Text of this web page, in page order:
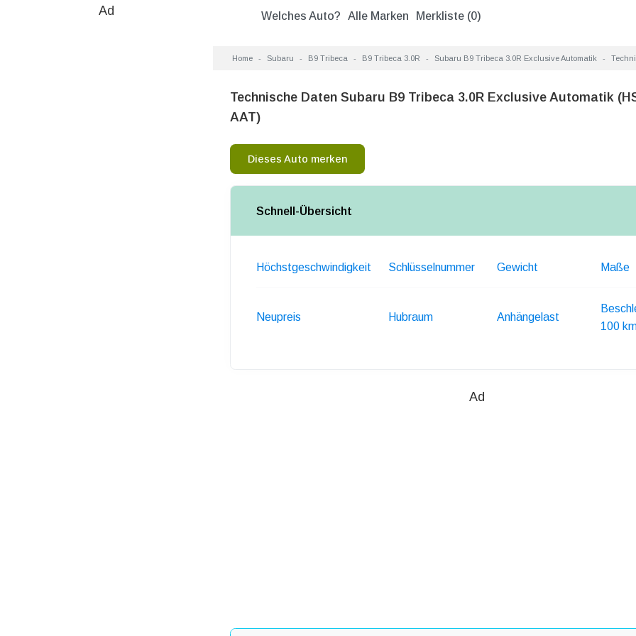
Welches Auto? Alle Marken Merkliste (0)
Ad
Home Subaru B9 Tribeca B9 Tribeca 3.0R Subaru B9 Tribeca 3.0R Exclusive Automatik
Technische Daten Subaru B9 Tribeca 3.0R Exclusive Automatik
AAT)
Dieses Auto merken
Schnell-Übersicht
Höchstgeschwindigkeit Schlüsselnummer Gewicht Maße
Neupreis Hubraum Anhängelast
100
Ad